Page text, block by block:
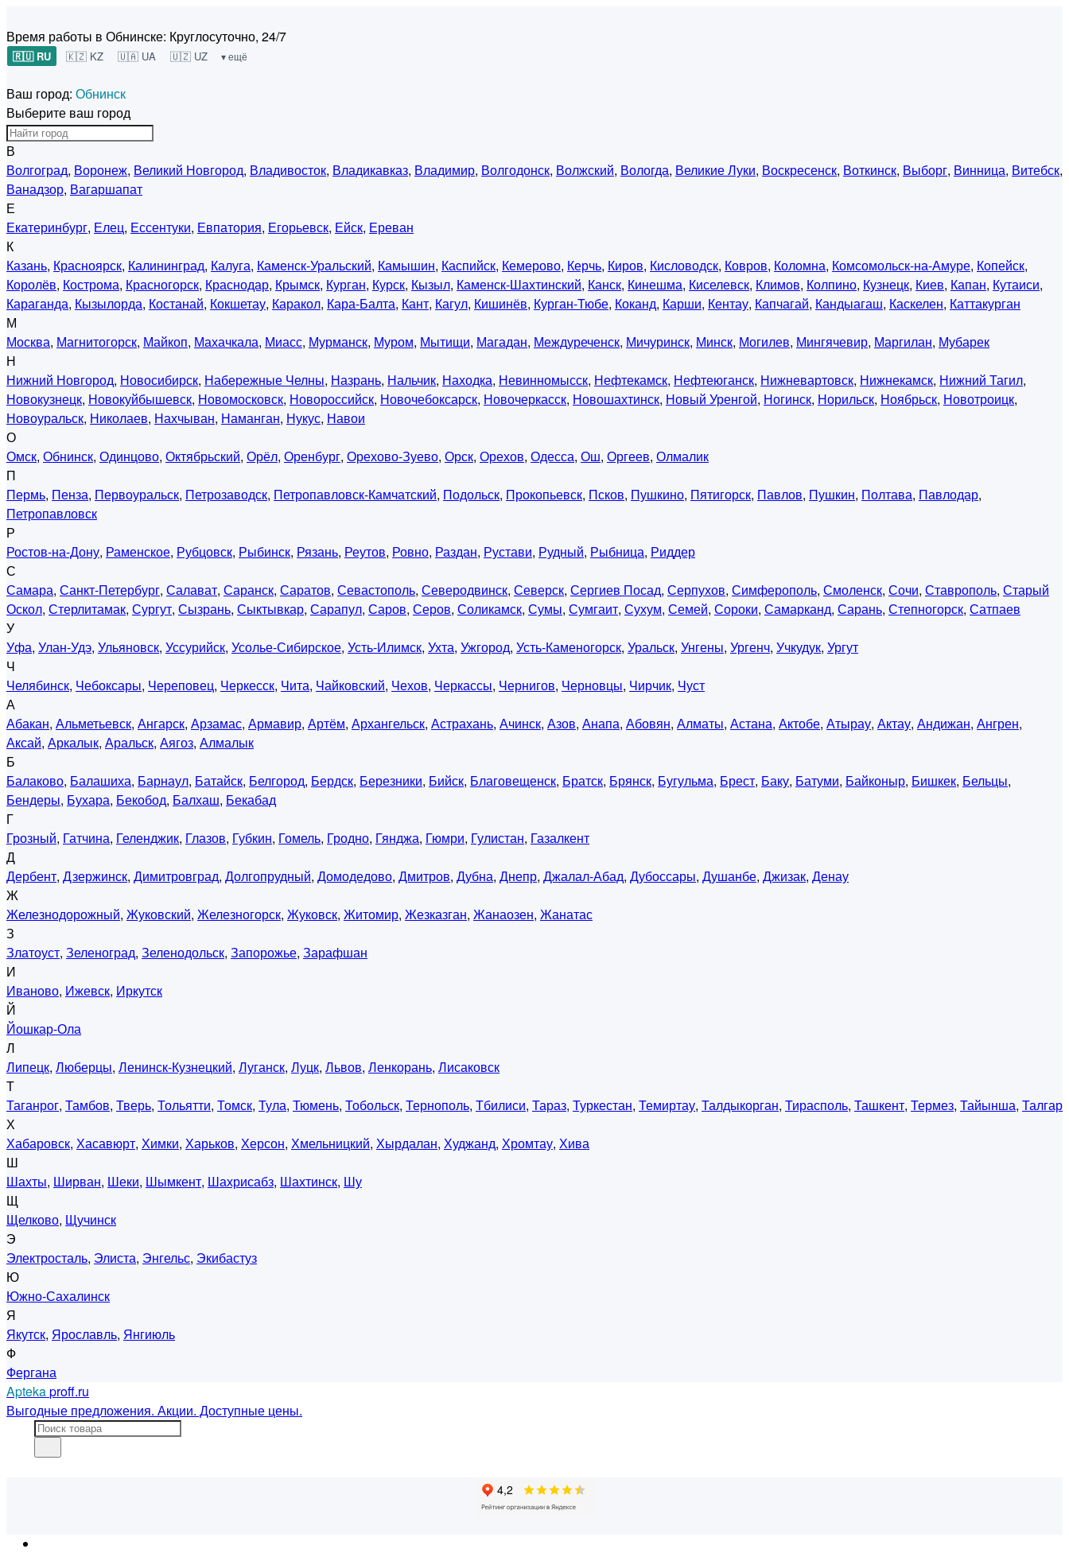
Время работы в Обнинске: Круглосуточно, 24/7
🇷🇺 RU 🇰🇿 KZ 🇺🇦 UA 🇺🇿 UZ ▾ ещё
Ваш город: Обнинск
Выберите ваш город
В
Волгоград, Воронеж, Великий Новгород, Владивосток, Владикавказ, Владимир, Волгодонск, Волжский, Вологда, Великие Луки, Воскресенск, Воткинск, Выборг, Винница, Витебск,
Ванадзор, Вагаршапат
Е
Екатеринбург, Елец, Ессентуки, Евпатория, Егорьевск, Ейск, Ереван
К
Казань, Красноярск, Калининград, Калуга, Каменск-Уральский, Камышин, Каспийск, Кемерово, Керчь, Киров, Кисловодск, Ковров, Коломна, Комсомольск-на-Амуре, Копейск,
Королёв, Кострома, Красногорск, Краснодар, Крымск, Курган, Курск, Кызыл, Каменск-Шахтинский, Канск, Кинешма, Киселевск, Климов, Колпино, Кузнецк, Киев, Капан, Кутаиси,
Караганда, Кызылорда, Костанай, Кокшетау, Каракол, Кара-Балта, Кант, Кагул, Кишинёв, Курган-Тюбе, Коканд, Карши, Кентау, Капчагай, Кандыагаш, Каскелен, Каттакурган
М
Москва, Магнитогорск, Майкоп, Махачкала, Миасс, Мурманск, Муром, Мытищи, Магадан, Междуреченск, Мичуринск, Минск, Могилев, Мингячевир, Маргилан, Мубарек
Н
Нижний Новгород, Новосибирск, Набережные Челны, Назрань, Нальчик, Находка, Невинномысск, Нефтекамск, Нефтеюганск, Нижневартовск, Нижнекамск, Нижний Тагил,
Новокузнецк, Новокуйбышевск, Новомосковск, Новороссийск, Новочебоксарск, Новочеркасск, Новошахтинск, Новый Уренгой, Ногинск, Норильск, Ноябрьск, Новотроицк,
Новоуральск, Николаев, Нахчыван, Наманган, Нукус, Навои
О
Омск, Обнинск, Одинцово, Октябрьский, Орёл, Оренбург, Орехово-Зуево, Орск, Орехов, Одесса, Ош, Оргеев, Олмалик
П
Пермь, Пенза, Первоуральск, Петрозаводск, Петропавловск-Камчатский, Подольск, Прокопьевск, Псков, Пушкино, Пятигорск, Павлов, Пушкин, Полтава, Павлодар,
Петропавловск
Р
Ростов-на-Дону, Раменское, Рубцовск, Рыбинск, Рязань, Реутов, Ровно, Раздан, Рустави, Рудный, Рыбница, Риддер
С
Самара, Санкт-Петербург, Салават, Саранск, Саратов, Севастополь, Северодвинск, Северск, Сергиев Посад, Серпухов, Симферополь, Смоленск, Сочи, Ставрополь, Старый
Оскол, Стерлитамак, Сургут, Сызрань, Сыктывкар, Сарапул, Саров, Серов, Соликамск, Сумы, Сумгаит, Сухум, Семей, Сороки, Самарканд, Сарань, Степногорск, Сатпаев
У
Уфа, Улан-Удэ, Ульяновск, Уссурийск, Усолье-Сибирское, Усть-Илимск, Ухта, Ужгород, Усть-Каменогорск, Уральск, Унгены, Ургенч, Учкудук, Ургут
Ч
Челябинск, Чебоксары, Череповец, Черкесск, Чита, Чайковский, Чехов, Черкассы, Чернигов, Черновцы, Чирчик, Чуст
А
Абакан, Альметьевск, Ангарск, Арзамас, Армавир, Артём, Архангельск, Астрахань, Ачинск, Азов, Анапа, Абовян, Алматы, Астана, Актобе, Атырау, Актау, Андижан, Ангрен,
Аксай, Аркалык, Аральск, Аягоз, Алмалык
Б
Балаково, Балашиха, Барнаул, Батайск, Белгород, Бердск, Березники, Бийск, Благовещенск, Братск, Брянск, Бугульма, Брест, Баку, Батуми, Байконыр, Бишкек, Бельцы,
Бендеры, Бухара, Бекобод, Балхаш, Бекабад
Г
Грозный, Гатчина, Геленджик, Глазов, Губкин, Гомель, Гродно, Гянджа, Гюмри, Гулистан, Газалкент
Д
Дербент, Дзержинск, Димитровград, Долгопрудный, Домодедово, Дмитров, Дубна, Днепр, Джалал-Абад, Дубоссары, Душанбе, Джизак, Денау
Ж
Железнодорожный, Жуковский, Железногорск, Жуковск, Житомир, Жезказган, Жанаозен, Жанатас
З
Златоуст, Зеленоград, Зеленодольск, Запорожье, Зарафшан
И
Иваново, Ижевск, Иркутск
Й
Йошкар-Ола
Л
Липецк, Люберцы, Ленинск-Кузнецкий, Луганск, Луцк, Львов, Ленкорань, Лисаковск
Т
Таганрог, Тамбов, Тверь, Тольятти, Томск, Тула, Тюмень, Тобольск, Тернополь, Тбилиси, Тараз, Туркестан, Темиртау, Талдыкорган, Тирасполь, Ташкент, Термез, Тайынша, Талгар
Х
Хабаровск, Хасавюрт, Химки, Харьков, Херсон, Хмельницкий, Хырдалан, Худжанд, Хромтау, Хива
Ш
Шахты, Ширван, Шеки, Шымкент, Шахрисабз, Шахтинск, Шу
Щ
Щелково, Щучинск
Э
Электросталь, Элиста, Энгельс, Экибастуз
Ю
Южно-Сахалинск
Я
Якутск, Ярославль, Янгиюль
Ф
Фергана
Aptekaproff.ru
Выгодные предложения. Акции. Доступные цены.